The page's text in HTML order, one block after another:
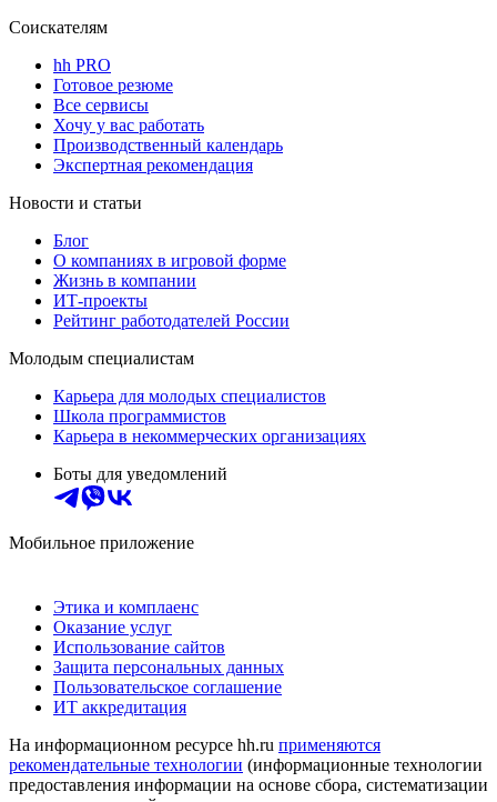
Соискателям
hh PRO
Готовое резюме
Все сервисы
Хочу у вас работать
Производственный календарь
Экспертная рекомендация
Новости и статьи
Блог
О компаниях в игровой форме
Жизнь в компании
ИТ-проекты
Рейтинг работодателей России
Молодым специалистам
Карьера для молодых специалистов
Школа программистов
Карьера в некоммерческих организациях
Боты для уведомлений
Мобильное приложение
Этика и комплаенс
Оказание услуг
Использование сайтов
Защита персональных данных
Пользовательское соглашение
ИТ аккредитация
На информационном ресурсе hh.ru применяются
рекомендательные технологии (информационные технологии
предоставления информации на основе сбора, систематизации